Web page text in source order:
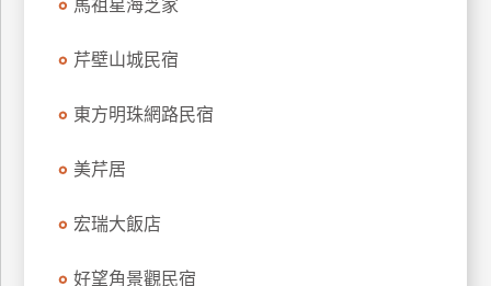
馬祖星海芝家
芹壁山城民宿
東方明珠網路民宿
美芹居
宏瑞大飯店
好望角景觀民宿